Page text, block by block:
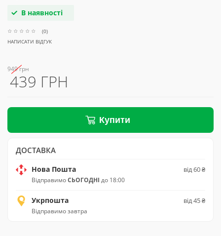
В наявності
(0)
НАПИСАТИ ВІДГУК
949 грн
439 ГРН
Купити
ДОСТАВКА
Нова Пошта
ВідправимоСЬОГОДНІ до 18:00
від 60 ₴
Укрпошта
Відправимо завтра
від 45 ₴